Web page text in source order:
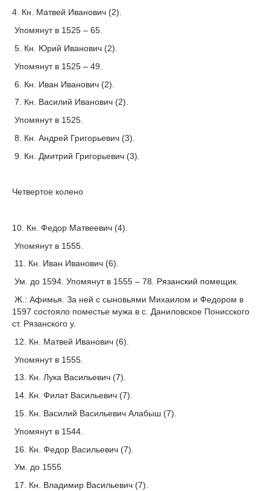
4. Кн. Матвей Иванович (2).
Упомянут в 1525 – 65.
5. Кн. Юрий Иванович (2).
Упомянут в 1525 – 49.
6. Кн. Иван Иванович (2).
7. Кн. Василий Иванович (2).
Упомянут в 1525.
8. Кн. Андрей Григорьевич (3).
9. Кн. Дмитрий Григорьевич (3).
Четвертое колено
10. Кн. Федор Матвеевич (4).
Упомянут в 1555.
11. Кн. Иван Иванович (6).
Ум. до 1594. Упомянут в 1555 – 78. Рязанский помещик.
Ж.: Афимья. За ней с сыновьями Михаилом и Федором в
1597 состояло поместье мужа в с. Даниловское Понисского
ст. Рязанского у.
12. Кн. Матвей Иванович (6).
Упомянут в 1555.
13. Кн. Лука Васильевич (7).
14. Кн. Филат Васильевич (7).
15. Кн. Василий Васильевич Алабыш (7).
Упомянут в 1544.
16. Кн. Федор Васильевич (7).
Ум. до 1555.
17. Кн. Владимир Васильевич (7).